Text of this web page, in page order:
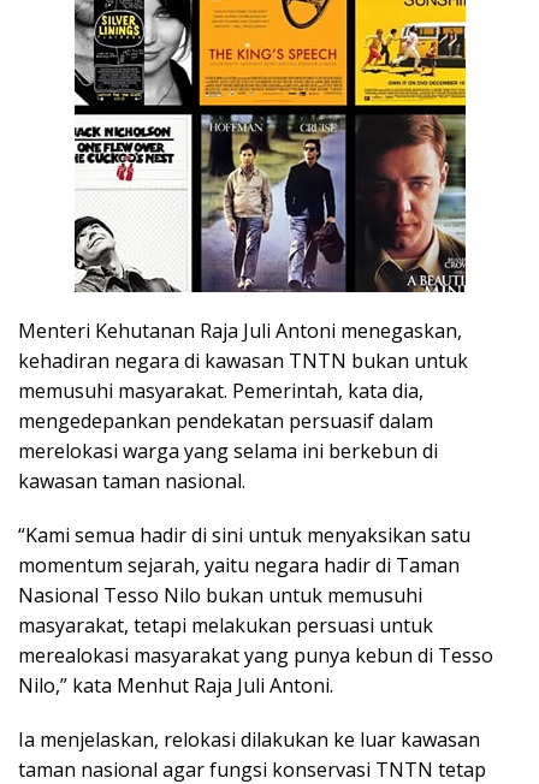
Menteri Kehutanan Raja Juli Antoni menegaskan,
kehadiran negara di kawasan TNTN bukan untuk
memusuhi masyarakat. Pemerintah, kata dia,
mengedepankan pendekatan persuasif dalam
merelokasi warga yang selama ini berkebun di
kawasan taman nasional.
“Kami semua hadir di sini untuk menyaksikan satu
momentum sejarah, yaitu negara hadir di Taman
Nasional Tesso Nilo bukan untuk memusuhi
masyarakat, tetapi melakukan persuasi untuk
merealokasi masyarakat yang punya kebun di Tesso
Nilo,” kata Menhut Raja Juli Antoni.
Ia menjelaskan, relokasi dilakukan ke luar kawasan
taman nasional agar fungsi konservasi TNTN tetap